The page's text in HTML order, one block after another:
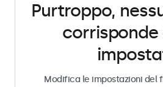
Purtroppo,
Modifica le impostazioni del